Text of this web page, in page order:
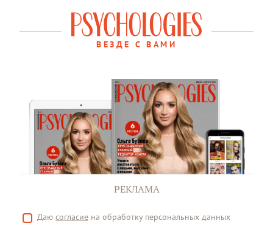
ВЕЗДЕ С ВАМИ
РЕКЛАМА
Даю согласие на обработку персональных данных